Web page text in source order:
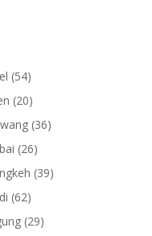
5454
products
2020
products
3636
2626
products
3939
6262
products
2929